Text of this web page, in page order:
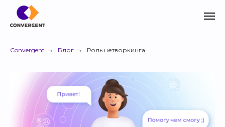
Convergent → Блог → Роль нетворкинга